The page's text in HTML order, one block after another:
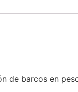
de barcos en